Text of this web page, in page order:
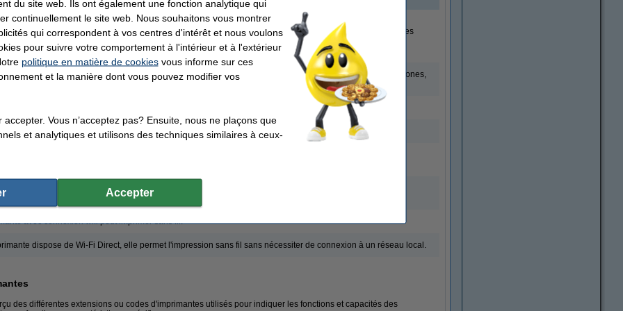
chargeur automatique de documents (Automatic Document Feeder). Grâce au bac d'alimentation
situé au-dessus de l'imprimante, vous pouvez automatiquement télécopier et numériser plusieurs pages
à retourner ou insérer manuellement le papier.
fonction ADF d'une imprimante ne fonctionne pas toujours en recto verso.
une connexion sans fil à l'imprimante, sans réseau local. Cela est particulièrement utile pour les smartphones,
vous permet d'imprimer, de numériser et/ou de copier automatiquement des deux côtés du papier.
Ethernet câblée, vous pouvez connecter l'imprimante à votre réseau.
Optical Character Recognition. Cette technologie peut convertir le texte sur papier en un document texte
éditable.
avec connexion wifi peut imprimer sans fil.
dispose de Wi-Fi Direct, elle permet l'impression sans fil sans nécessiter de connexion à un réseau local.
des différentes extensions ou codes d'imprimantes utilisés pour indiquer les fonctions et capacités des
du site web. Ils ont également une fonction analytique qui
continuellement le site web. Nous souhaitons vous montrer
qui correspondent à vos centres d'intérêt et nous voulons
pour suivre votre comportement à l'intérieur et à l'extérieur
politique en matière de cookiesvous informe sur ces
et la manière dont vous pouvez modifier vos
Vous n’acceptez pas? Ensuite, nous ne plaçons que
et analytiques et utilisons des techniques similaires à ceux-
Accepter